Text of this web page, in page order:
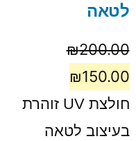
לטאה
₪200.00
₪150.00
חולצת UV זוהרת
בעיצוב לטאה